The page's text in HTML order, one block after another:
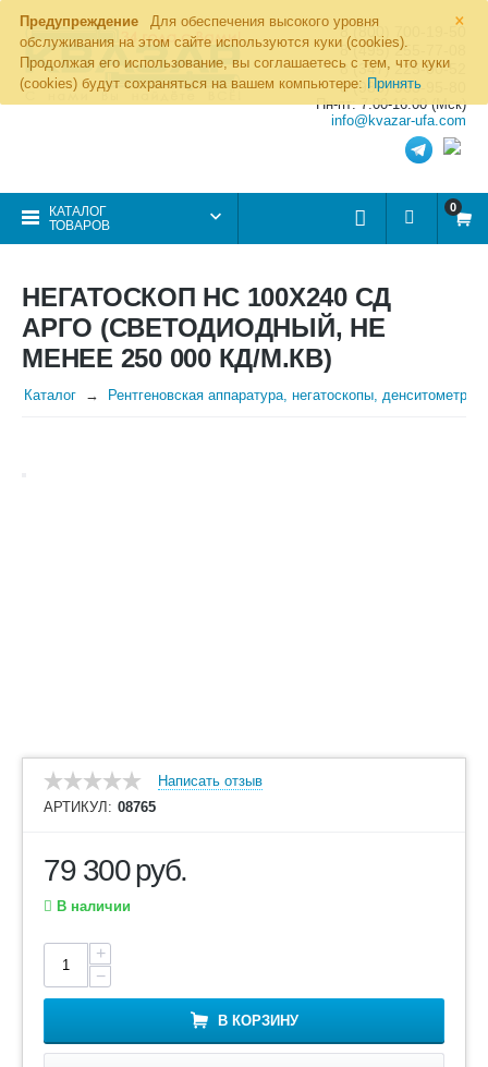
×
Предупреждение
Для обеспечения высокого уровня
обслуживания на этом сайте используются куки (cookies).
Продолжая его использование, вы соглашаетесь с тем, что куки
(cookies) будут сохраняться на вашем компьютере: Принять
8 (800) 700-19-50
8 (495) 255-77-08
8 (347) 225-00-52
8 (986) 963-95-80
Пн-пт: 7.00-16.00 (Мск)
info@kvazar-ufa.com
КАТАЛОГ
ТОВАРОВ
0
НЕГАТОСКОП НС 100Х240 СД
АРГО (СВЕТОДИОДНЫЙ, НЕ
МЕНЕЕ 250 000 КД/М.КВ)
Каталог Рентгеновская аппаратура, негатоскопы, денситометры
Написать отзыв
АРТИКУЛ: 08765
79 300руб.
В наличии
+
−
В КОРЗИНУ